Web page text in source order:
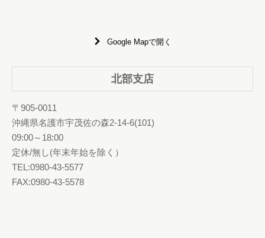
Google Mapで開く
北部支店
〒905-0011
沖縄県名護市宇茂佐の森2-14-6(101)
09:00～18:00
定休/無し(年末年始を除く）
TEL:0980-43-5577
FAX:0980-43-5578